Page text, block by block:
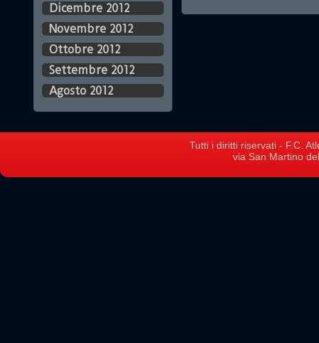
Dicembre 2012
Novembre 2012
Ottobre 2012
Settembre 2012
Agosto 2012
Tutti i diritti riservati - F.C.
via San Martino